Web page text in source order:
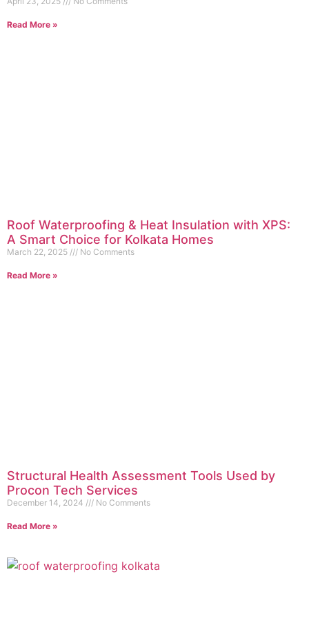
Read More »
Roof Waterproofing & Heat Insulation with XPS:
A Smart Choice for Kolkata Homes
March 22, 2025 No Comments
Read More »
Structural Health Assessment Tools Used by
Procon Tech Services
December 14, 2024 No Comments
Read More »